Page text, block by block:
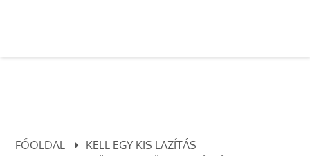
FŐOLDAL
KELL EGY KIS LAZÍTÁS